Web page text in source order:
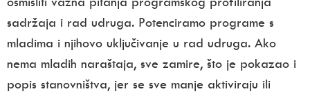
sadržaja i rad udruga. Potenciramo programe s
mladima i njihovo uključivanje u rad udruga. Ako
nema mladih naraštaja, sve zamire, što je pokazao i
popis stanovništva, jer se sve manje aktiviraju ili